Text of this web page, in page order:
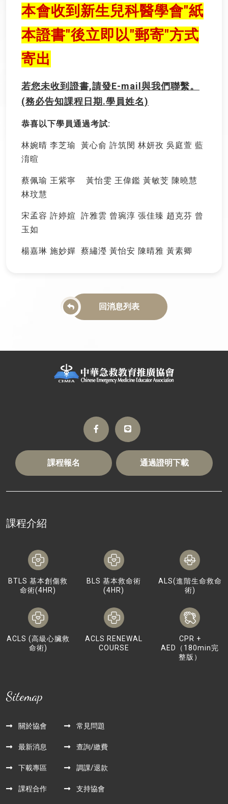
本會收到新生兒科醫學會"紙
本證書"後立即以"郵寄"方式
寄出
若您未收到證書,請發E-mail與我們聯繫。
(務必告知課程日期.學員姓名)
恭喜以下學員通過考試:
林婉晴 李芝瑜 黃心俞 許筑閔 林妍孜 吳庭萱 藍
淯暄
蔡佩瑜 王紫寧 黃怡雯 王偉鑑 黃敏芠 陳曉慧
林玟慧
宋孟容 許婷媗 許雅雲 曾琬淳 張佳臻 趙克芬 曾
玉如
楊嘉琳 施妙嬋 蔡繡瀅 黃怡安 陳晴雅 黃素卿
回消息列表
課程報名 通過證明下載
課程介紹
BTLS 基本創傷救
命術(4HR)
BLS 基本救命術
(4HR)
ALS(進階生命救命
術)
ACLS (高級心臟救
命術)
ACLS RENEWAL
COURSE
CPR +
AED（180min完
整版）
Sitemap
關於協會
最新消息
下載專區
課程合作
常見問題
查詢/繳費
調課/退款
支持協會